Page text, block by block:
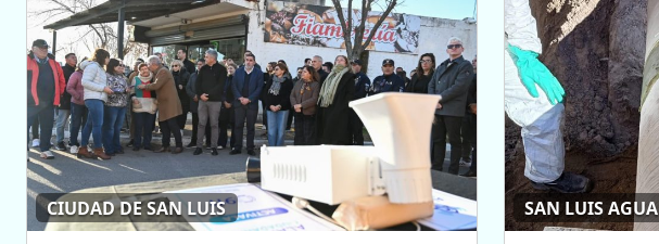
CIUDAD DE SAN LUIS SAN LUIS AGUA